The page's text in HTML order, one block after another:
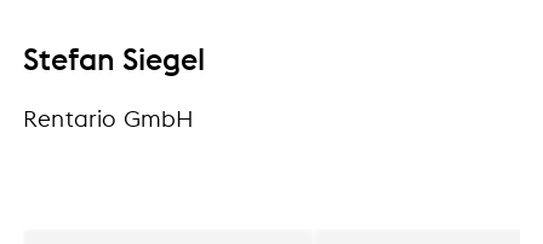
Stefan Siegel
Rentario GmbH